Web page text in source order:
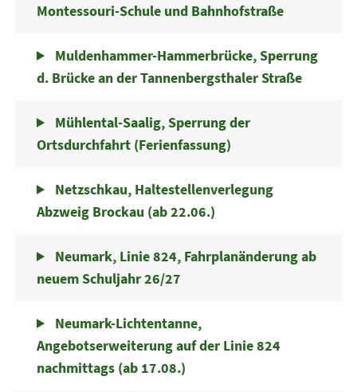
Montessouri-Schule und Bahnhofstraße
Muldenhammer-Hammerbrücke, Sperrung
d. Brücke an der Tannenbergsthaler Straße
Mühlental-Saalig, Sperrung der
Ortsdurchfahrt (Ferienfassung)
Netzschkau, Haltestellenverlegung
Abzweig Brockau (ab 22.06.)
Neumark, Linie 824, Fahrplanänderung ab
neuem Schuljahr 26/27
Neumark-Lichtentanne,
Angebotserweiterung auf der Linie 824
nachmittags (ab 17.08.)